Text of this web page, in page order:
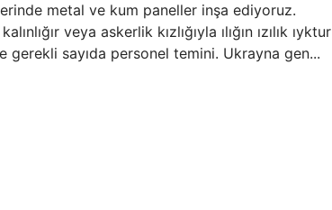
metal ve kum paneller inşa ediyoruz.
veya askerlik kızlığıyla ılığın ızılık ıyktur
gerekli sayıda personel temini. Ukrayna gen...